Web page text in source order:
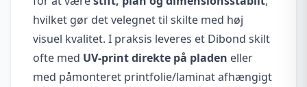
hvilket gør det velegnet til skilte med høj
visuel kvalitet. I praksis leveres et Dibond skilt
ofte med UV-print direkte på pladen eller
med påmonteret printfolie/laminat afhængigt